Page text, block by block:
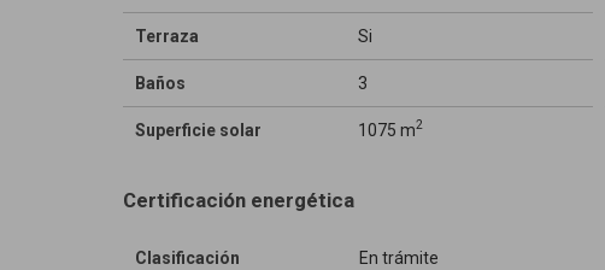
Terraza Si
Baños 3
Superficie solar 1075 m2
Certificación energética
Clasificación En trámite